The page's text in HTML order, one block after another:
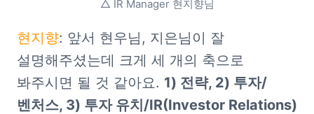
△ IR Manager 현지향님
현지향: 앞서 현우님, 지은님이 잘
설명해주셨는데 크게 세 개의 축으로
봐주시면 될 것 같아요. 1) 전략, 2) 투자/
벤처스, 3) 투자 유치/IR(Investor Relations)